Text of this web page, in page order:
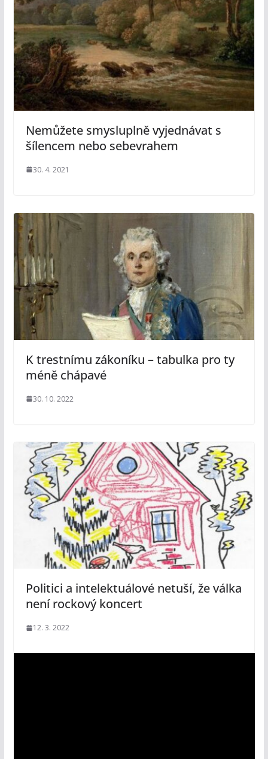
Nemůžete smysluplně vyjednávat s
šílencem nebo sebevrahem
30. 4. 2021
K trestnímu zákoníku – tabulka pro ty
méně chápavé
30. 10. 2022
Politici a intelektuálové netuší, že válka
není rockový koncert
12. 3. 2022